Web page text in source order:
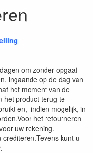
om zonder opgaaf
ingaande op de dag van
het moment van de
het product terug te
en, indien mogelijk, in
het retourneren
uw rekening.
kunt u